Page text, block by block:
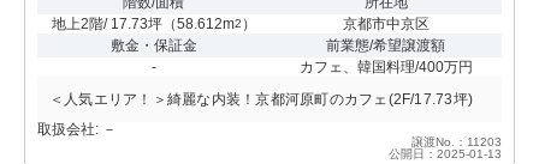
地上2階/ 17.73坪（58.612m2 ）
京都市中京区
敷金・保証金
-
前業態/希望譲渡額
カフェ、韓国料理/400万円
＜人気エリア！＞綺麗な内装！京都河原町のカフェ(2F/17.73坪)
取扱会社: －
譲渡No.：11203
公開日：2025-01-13